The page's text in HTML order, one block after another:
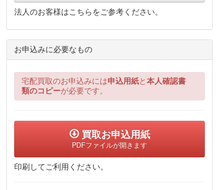
法人のお客様はこちらをご参考ください。
お申込みに必要なもの
宅配買取のお申込みには申込用紙と本人確認書
類のコピーが必要です。
買取お申込用紙
PDFファイルが開きます
印刷してご利用ください。